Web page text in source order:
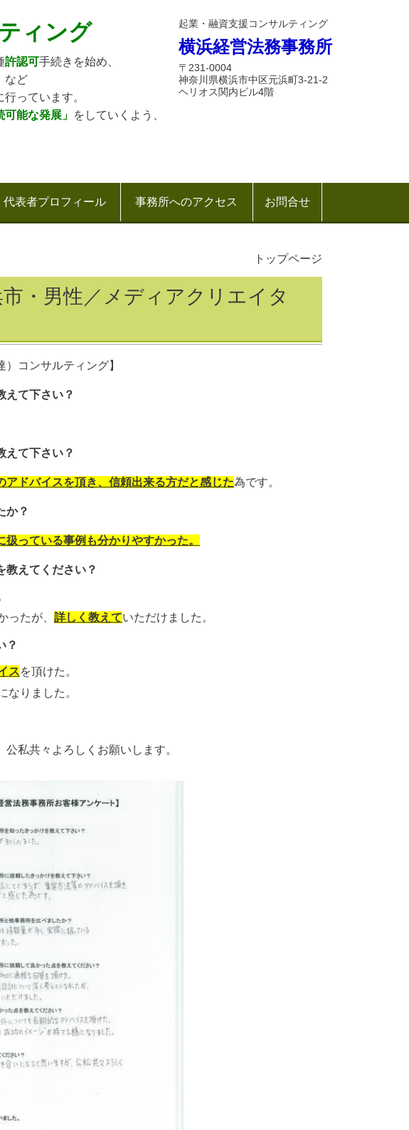
ィング
許認可手続きを始め、
など
っています。
可能な発展」 をしていくよう、
起業・融資支援コンサルティング
横浜経営法務事務所
〒231-0004
神奈川県横浜市中区元浜町3-21-2
ヘリオス関内ビル4階
代表者プロフィール 事務所へのアクセス お問合せ
トップページ
・男性／メディアクリエイタ
コンサルティング】
えて下さい？
えて下さい？
アドバイスを頂き、信頼出来る方だと感じた為です。
か？
っている事例も分かりやすかった。
えてください？
ったが、 詳しく教えていただけました。
？
スを頂けた。
なりました。
私共々よろしくお願いします。